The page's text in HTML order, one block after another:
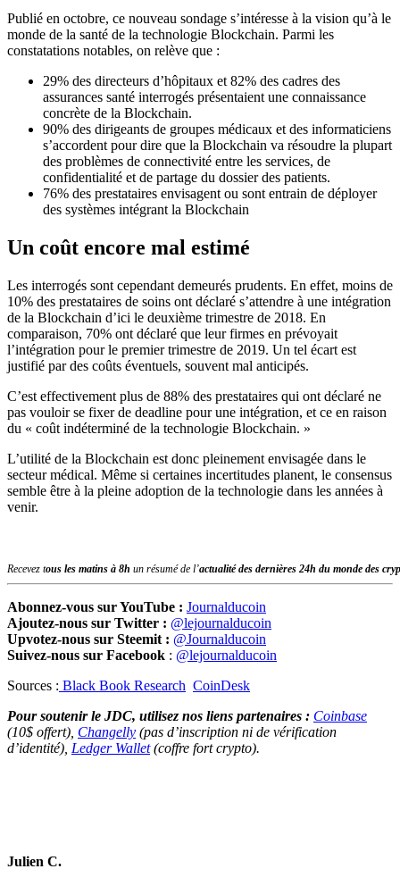
Publié en octobre, ce nouveau sondage s’intéresse à la vision qu’à le
monde de la santé de la technologie Blockchain. Parmi les
constatations notables, on relève que :
29% des directeurs d’hôpitaux et 82% des cadres des
assurances santé interrogés présentaient une connaissance
concrète de la Blockchain.
90% des dirigeants de groupes médicaux et des informaticiens
s’accordent pour dire que la Blockchain va résoudre la plupart
des problèmes de connectivité entre les services, de
confidentialité et de partage du dossier des patients.
76% des prestataires envisagent ou sont entrain de déployer
des systèmes intégrant la Blockchain
Un coût encore mal estimé
Les interrogés sont cependant demeurés prudents. En effet, moins de
10% des prestataires de soins ont déclaré s’attendre à une intégration
de la Blockchain d’ici le deuxième trimestre de 2018. En
comparaison, 70% ont déclaré que leur firmes en prévoyait
l’intégration pour le premier trimestre de 2019. Un tel écart est
justifié par des coûts éventuels, souvent mal anticipés.
C’est effectivement plus de 88% des prestataires qui ont déclaré ne
pas vouloir se fixer de deadline pour une intégration, et ce en raison
du « coût indéterminé de la technologie Blockchain. »
L’utilité de la Blockchain est donc pleinement envisagée dans le
secteur médical. Même si certaines incertitudes planent, le consensus
semble être à la pleine adoption de la technologie dans les années à
venir.
Recevez tous les matins à 8h un résumé de l’actualité des dernières 24h du monde des
Abonnez-vous sur YouTube : Journalducoin
Ajoutez-nous sur Twitter : @lejournalducoin
Upvotez-nous sur Steemit : @Journalducoin
Suivez-nous sur Facebook : @lejournalducoin
Sources : Black Book Research CoinDesk
Pour soutenir le JDC, utilisez nos liens partenaires : Coinbase
(10$ offert), Changelly (pas d’inscription ni de vérification
d’identité), Ledger Wallet(coffre fort crypto).
Julien C.